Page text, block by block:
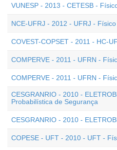
VUNESP - 2013 - CETESB -
NCE-UFRJ - 2012 - UFRJ - Físico
COVEST-COPSET - 2011 - HC-
COMPERVE - 2011 - UFRN -
COMPERVE - 2011 - UFRN -
CESGRANRIO - 2010 -
Probabilística de Segurança
CESGRANRIO - 2010 -
COPESE - UFT - 2010 - UFT -